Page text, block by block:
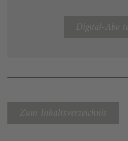
Digital-Abo
Zum Inhaltsverzeichnis